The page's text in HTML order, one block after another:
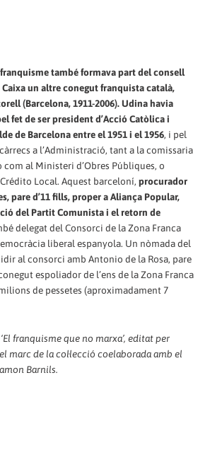
també formava part del consell
un altre conegut franquista català,
(Barcelona, 1911-2006).Udina havia
fet de ser president d’Acció Catòlica i
de Barcelona entre el 1951 i el 1956, i pel
a l’Administració, tant a la comissaria
al Ministeri d’Obres Públiques, o
Local. Aquest barceloní, procurador
pare d’11 fills, proper a Aliança Popular,
del Partit Comunista i el retorn de
delegat del Consorci de la Zona Franca
liberal espanyola. Un nòmada del
al consorci amb Antonio de la Rosa, pare
espoliador de l’ens de la Zona Franca
de pessetes (aproximadament 7
franquisme que no marxa’, editat per
marc de la col·lecció coelaborada amb el
Barnils.